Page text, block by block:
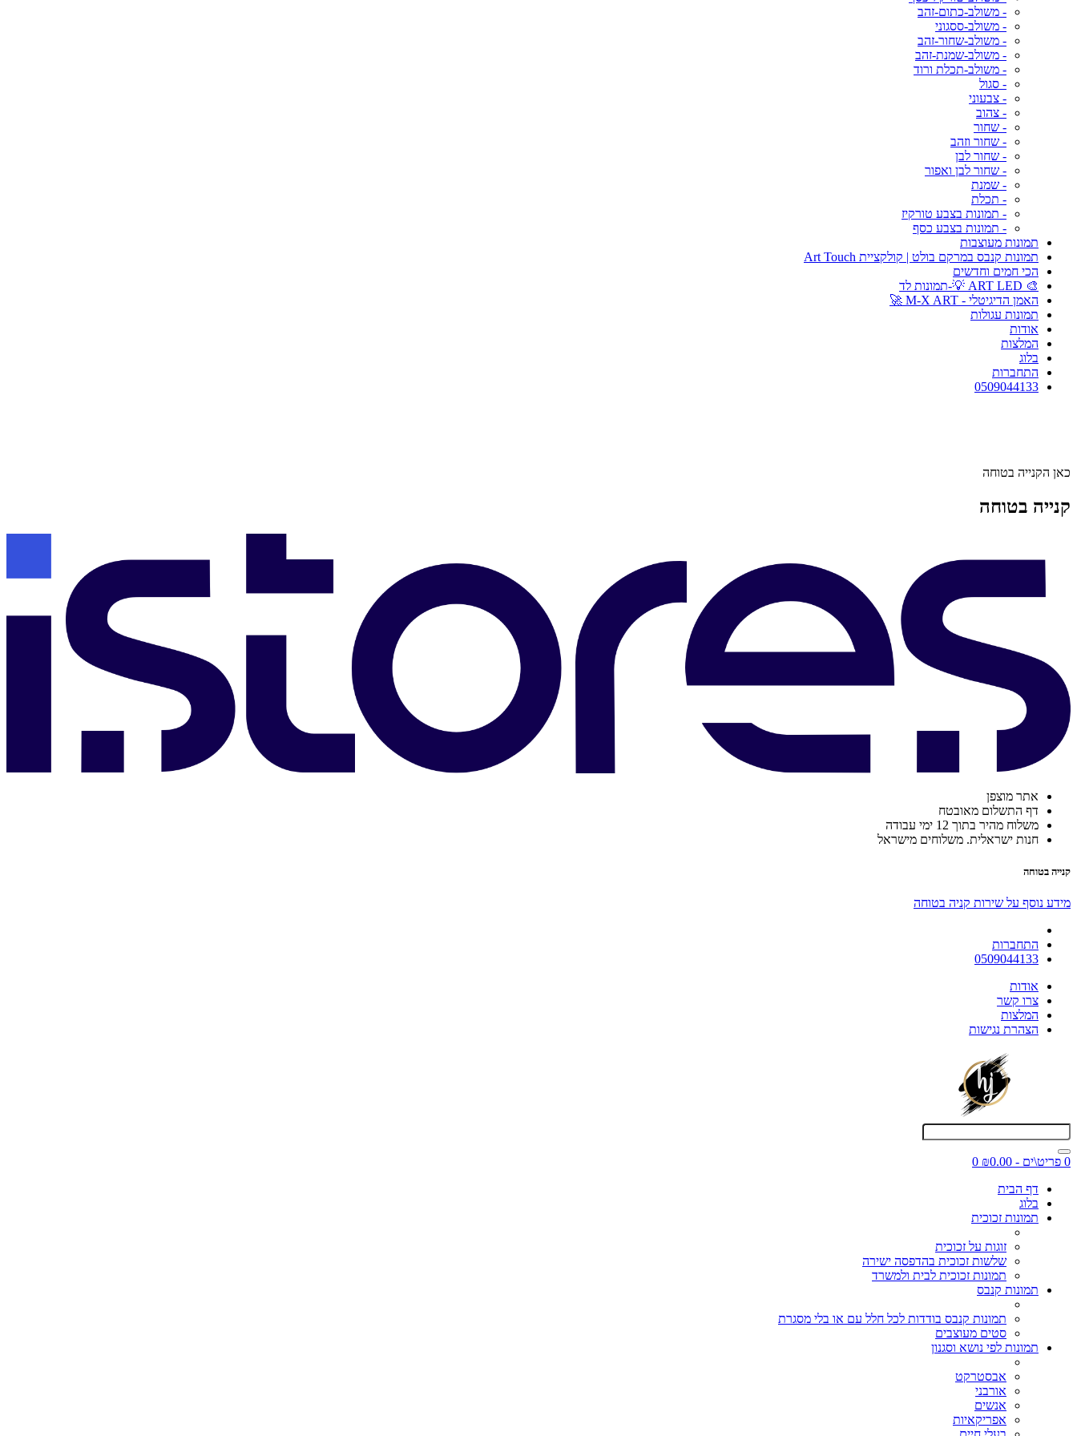
- משולב-כתום-זהב
- משולב-ססגוני
- משולב-שחור-זהב
- משולב-שמנת-זהב
- משולב-תכלת ורוד
- סגול
- צבעוני
- צהוב
- שחור
- שחור וזהב
- שחור לבן
- שחור לבן ואפור
- שמנת
- תכלת
- תמונות בצבע טורקיז
- תמונות בצבע כסף
תמונות מעוצבות
תמונות קנבס במרקם בולט | קולקציית Art Touch
הכי חמים וחדשים
🎨 ART LED 💡-תמונות לד
האמן הדיגיטלי - M-X ART 🚀
תמונות עגולות
אודות
המלצות
בלוג
התחברות
0509044133
כאן הקנייה בטוחה
קנייה בטוחה
אתר מוצפן
דף התשלום מאובטח
משלוח מהיר בתוך 12 ימי עבודה
חנות ישראלית. משלוחים מישראל
קנייה בטוחה
מידע נוסף על שירות קניה בטוחה
התחברות
0509044133
אודות
צרו קשר
המלצות
הצהרת נגישות
0 פריט\ים - ₪0.00
0
דף הבית
בלוג
תמונות זכוכית
זוגות על זכוכית
שלשות זכוכית בהדפסה ישירה
תמונות זכוכית לבית ולמשרד
תמונות קנבס
תמונות קנבס בודדות לכל חלל עם או בלי מסגרת
סטים מעוצבים
תמונות לפי נושא וסגנון
אבסטרקט
אורבני
אנשים
אפריקאיות